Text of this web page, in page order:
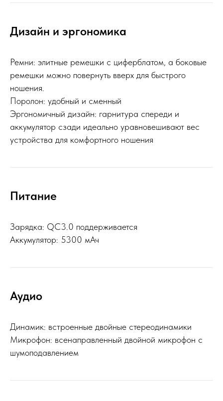
Дизайн и эргономика
Ремни: элитные ремешки с циферблатом, а боковые
ремешки можно повернуть вверх для быстрого
ношения.
Поролон: удобный и сменный
Эргономичный дизайн: гарнитура спереди и
аккумулятор сзади идеально уравновешивают вес
устройства для комфортного ношения
Питание
Зарядка: QC3.0 поддерживается
Аккумулятор: 5300 мАч
Аудио
Динамик: встроенные двойные стереодинамики
Микрофон: всенаправленный двойной микрофон с
шумоподавлением